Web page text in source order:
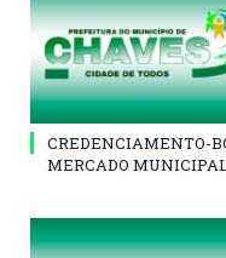
CREDENCIAMENTO-
MERCADO